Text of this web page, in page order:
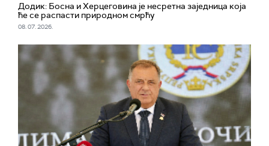
Додик: Босна и Херцеговина је несретна заједница која
ће се распасти природном смрћу
08. 07. 2026.